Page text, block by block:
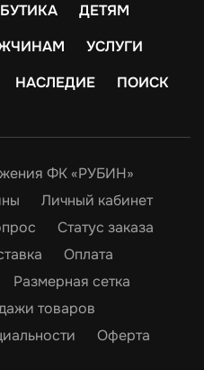
ДЕТЯМ
УСЛУГИ
НАСЛЕДИЕ ПОИСК
ФК «РУБИН»
Личный кабинет
Статус заказа
Оплата
Размерная сетка
товаров
Оферта